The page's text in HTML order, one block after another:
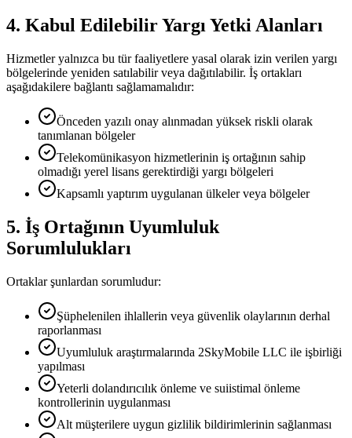
4. Kabul Edilebilir Yargı Yetki Alanları
Hizmetler yalnızca bu tür faaliyetlere yasal olarak izin verilen yargı
bölgelerinde yeniden satılabilir veya dağıtılabilir. İş ortakları
aşağıdakilere bağlantı sağlamamalıdır:
Önceden yazılı onay alınmadan yüksek riskli olarak
tanımlanan bölgeler
Telekomünikasyon hizmetlerinin iş ortağının sahip
olmadığı yerel lisans gerektirdiği yargı bölgeleri
Kapsamlı yaptırım uygulanan ülkeler veya bölgeler
5. İş Ortağının Uyumluluk
Sorumlulukları
Ortaklar şunlardan sorumludur:
Şüphelenilen ihlallerin veya güvenlik olaylarının derhal
raporlanması
Uyumluluk araştırmalarında 2SkyMobile LLC ile işbirliği
yapılması
Yeterli dolandırıcılık önleme ve suiistimal önleme
kontrollerinin uygulanması
Alt müşterilere uygun gizlilik bildirimlerinin sağlanması